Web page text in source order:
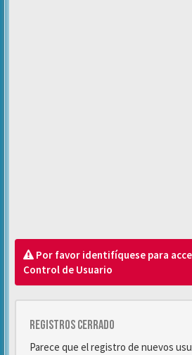
Por favor identifíquese para
Control de Usuario
Registros cerrado
Parece que el registro de nuevos